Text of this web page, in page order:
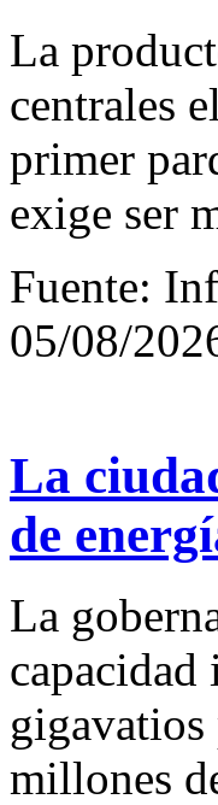
La
centrales
primer
exige ser
Fuente:
05/08/
La
de
La
capacidad
gigavatios
millones